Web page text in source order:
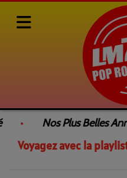
Nos Plus Belles
Actualités Voyagez
Voyagez avec la